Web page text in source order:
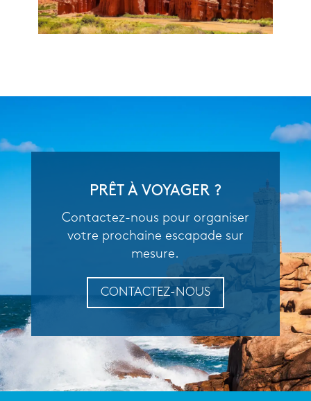
PRÊT À VOYAGER ?
Contactez-nous pour organiser
votre prochaine escapade sur
mesure.
CONTACTEZ-NOUS